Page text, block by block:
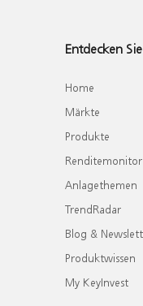
Entdecken
Home
Märkte
Produkte
Renditemonitor
Anlagethemen
TrendRadar
Blog &
Produktwissen
My KeyInvest